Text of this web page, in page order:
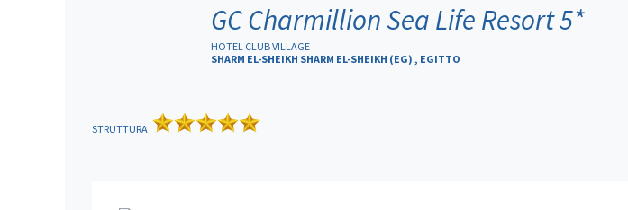
GC Charmillion Sea Life Resort 5*
HOTEL CLUB VILLAGE
SHARM EL-SHEIKH SHARM EL-SHEIKH (EG) , EGITTO
STRUTTURA